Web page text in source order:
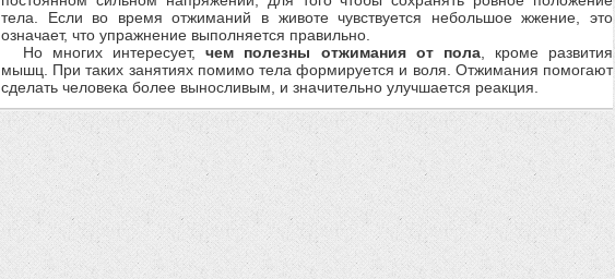
тела. Если во время отжиманий в животе чувствуется небольшое жжение, это
означает, что упражнение выполняется правильно.
Но многих интересует,чем полезны отжимания от пола, кроме развития
мышц. При таких занятиях помимо тела формируется и воля. Отжимания помогают
сделать человека более выносливым, и значительно улучшается реакция.